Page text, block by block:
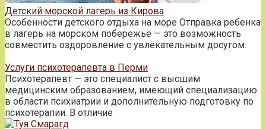
Детский морской лагерь из Кирова
Особенности детского отдыха на море Отправка ребенка
в лагерь на морском побережье — это возможность
совместить оздоровление с увлекательным досугом.
Услуги психотерапевта в Перми
Психотерапевт — это специалист с высшим
медицинским образованием, имеющий специализацию
в области психиатрии и дополнительную подготовку по
психотерапии. В отличие